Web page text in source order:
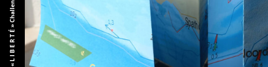
« L I B E R T É » Challenge